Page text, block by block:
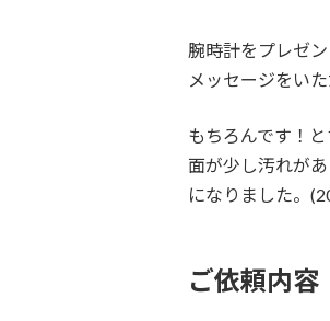
腕時計をプレゼ
メッセージをいた
もちろんです！
面が少し汚れが
になりました。
ご依頼内容